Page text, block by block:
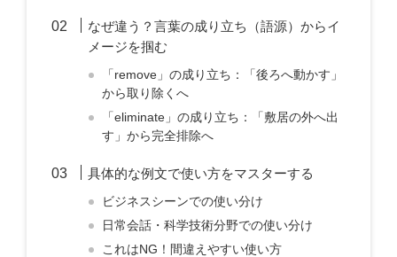
なぜ違う？言葉の成り立ち（語源）からイ
メージを掴む
「remove」の成り立ち：「後ろへ動かす」
から取り除くへ
「eliminate」の成り立ち：「敷居の外へ出
す」から完全排除へ
具体的な例文で使い方をマスターする
ビジネスシーンでの使い分け
日常会話・科学技術分野での使い分け
これはNG！間違えやすい使い方